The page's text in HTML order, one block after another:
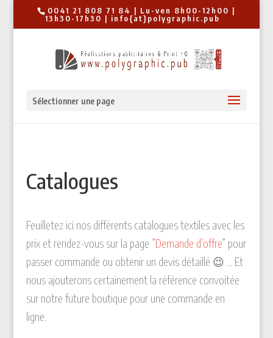
0041 21 808 71 84 | Lu-ven 8h00-12h00 |
13h30-17h30 | info{at}polygraphic.pub
Sélectionner une page
Catalogues
Feuilletez ici nos différents catalogues textiles avec les
prix et rendez-vous sur la page ”Demande d’offre” pour
passer commande ou obtenir un devis détaillé 😉 … Et
nous ajouterons certainement la référence convoitée
sur notre future boutique pour une commande en
ligne.